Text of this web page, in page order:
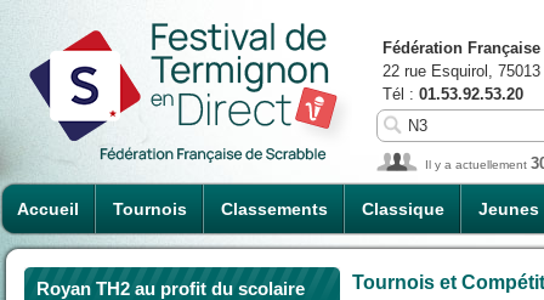
Accueil Tournois Classements Classique Jeunes
Fédération
22 rue Esquirol,
Tél : 01.53.92.53.20
Il y a actuellement
Royan TH2 au profit du scolaire Tournois et